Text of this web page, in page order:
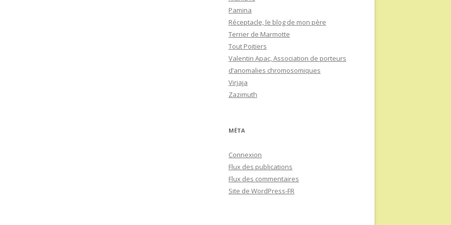
Pamina
Réceptacle, le blog de mon père
Terrier de Marmotte
Tout Poitiers
Valentin Apac, Association de porteurs
d’anomalies chromosomiques
Virjaja
Zazimuth
MÉTA
Connexion
Flux des publications
Flux des commentaires
Site de WordPress-FR